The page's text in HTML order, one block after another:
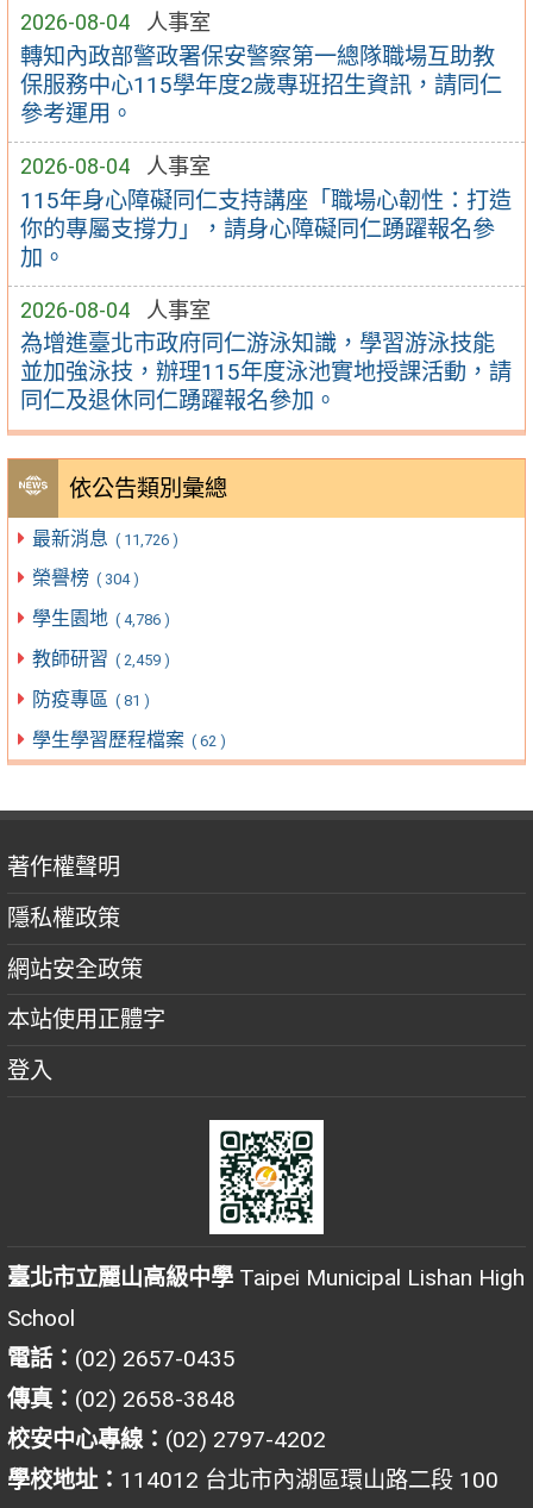
2026-08-04 人事室
轉知內政部警政署保安警察第一總隊職場互助教
保服務中心115學年度2歲專班招生資訊，請同仁
參考運用。
2026-08-04 人事室
115年身心障礙同仁支持講座「職場心韌性：打造
你的專屬支撐力」，請身心障礙同仁踴躍報名參
加。
2026-08-04 人事室
為增進臺北市政府同仁游泳知識，學習游泳技能
並加強泳技，辦理115年度泳池實地授課活動，請
同仁及退休同仁踴躍報名參加。
依公告類別彙總
最新消息 ( 11,726 )
榮譽榜 ( 304 )
學生園地 ( 4,786 )
教師研習 ( 2,459 )
防疫專區 ( 81 )
學生學習歷程檔案 ( 62 )
著作權聲明
隱私權政策
網站安全政策
本站使用正體字
登入
臺北市立麗山高級中學 Taipei Municipal Lishan High
School
電話： (02) 2657-0435
傳真： (02) 2658-3848
校安中心專線： (02) 2797-4202
學校地址： 114012 台北市內湖區環山路二段 100